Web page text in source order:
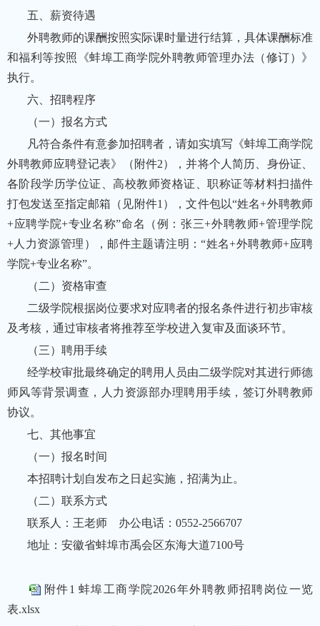
五、薪资待遇
外聘教师的课酬按照实际课时量进行结算，具体课酬标准
和福利等按照《蚌埠工商学院外聘教师管理办法（修订）》
执行。
六、招聘程序
（一）报名方式
凡符合条件有意参加招聘者，请如实填写《蚌埠工商学院
外聘教师应聘登记表》（附件2），并将个人简历、身份证、
各阶段学历学位证、高校教师资格证、职称证等材料扫描件
打包发送至指定邮箱（见附件1），文件包以“姓名+外聘教师
+应聘学院+专业名称”命名（例：张三+外聘教师+管理学院
+人力资源管理），邮件主题请注明：“姓名+外聘教师+应聘
学院+专业名称”。
（二）资格审查
二级学院根据岗位要求对应聘者的报名条件进行初步审核
及考核，通过审核者将推荐至学校进入复审及面谈环节。
（三）聘用手续
经学校审批最终确定的聘用人员由二级学院对其进行师德
师风等背景调查，人力资源部办理聘用手续，签订外聘教师
协议。
七、其他事宜
（一）报名时间
本招聘计划自发布之日起实施，招满为止。
（二）联系方式
联系人：王老师 办公电话：0552-2566707
地址：安徽省蚌埠市禹会区东海大道7100号
附件1 蚌埠工商学院2026年外聘教师招聘岗位一览
表.xlsx